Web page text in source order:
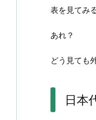
表を見てみ
あれ？
どう見ても
日本